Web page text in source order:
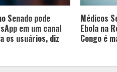
Senado pode
em um canal
os usuários, diz
Médicos
Ebola na
Congo é